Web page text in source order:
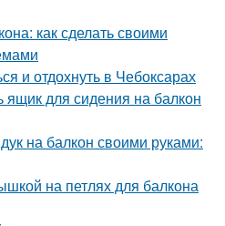
как сделать своими
и отдохнуть в Чебоксарах
ящик для сидения на балкон
на балкон своими руками:
на петлях для балкона